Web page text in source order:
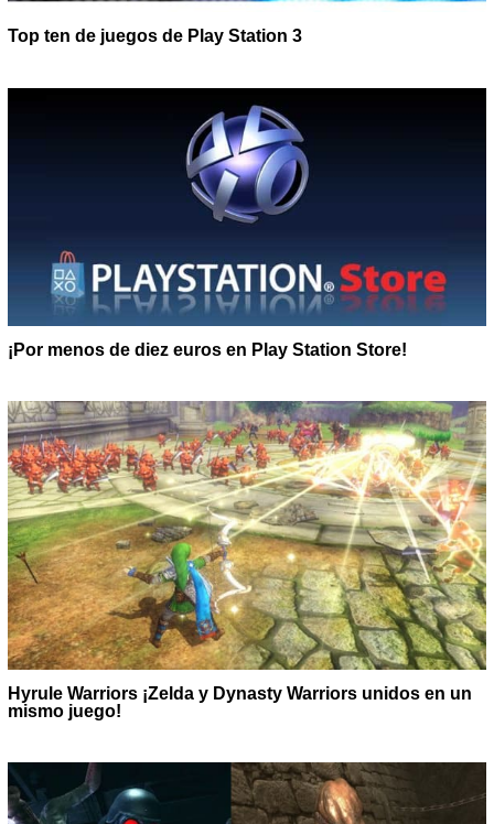
Top ten de juegos de Play Station 3
¡Por menos de diez euros en Play Station Store!
Hyrule Warriors ¡Zelda y Dynasty Warriors unidos en un
mismo juego!